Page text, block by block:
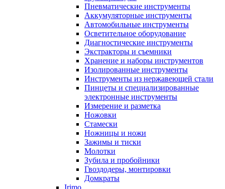
Пневматические инструменты
Аккумуляторные инструменты
Автомобильные инструменты
Осветительное оборудование
Диагностические инструменты
Экстракторы и съемники
Хранение и наборы инструментов
Изолированные инструменты
Инструменты из нержавеющей стали
Пинцеты и специализированные
электронные инструменты
Измерение и разметка
Ножовки
Стамески
Ножницы и ножи
Зажимы и тиски
Молотки
Зубила и пробойники
Гвоздодеры, монтировки
Домкраты
Irimo